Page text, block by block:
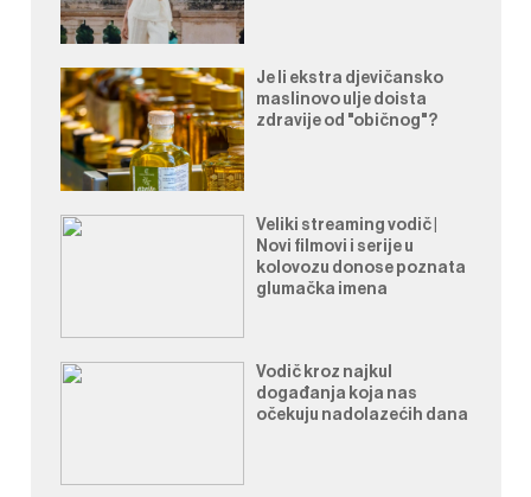
Je li ekstra djevičansko
maslinovo ulje doista
zdravije od "običnog"?
Veliki streaming vodič |
Novi filmovi i serije u
kolovozu donose poznata
glumačka imena
Vodič kroz najkul
događanja koja nas
očekuju nadolazećih dana